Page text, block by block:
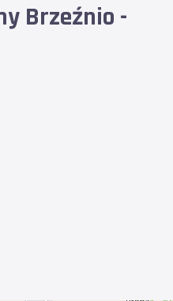
Brzeźnio -